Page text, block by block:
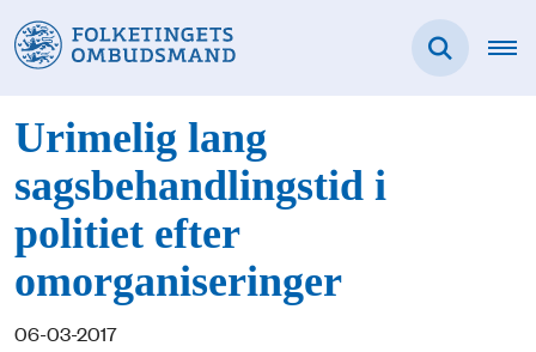
Urimelig lang
sagsbehandlingstid i
politiet efter
omorganiseringer
06-03-2017